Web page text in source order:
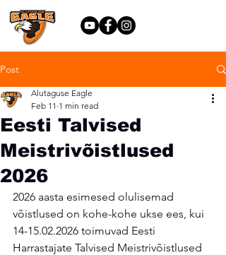
Post
Eesti Talvised
Meistrivõistlused
2026
Alutaguse Eagle
Feb 11 1 min read
2026 aasta esimesed olulisemad
võistlused on kohe-kohe ukse ees, kui
14-15.02.2026 toimuvad Eesti
Harrastajate Talvised Meistrivõistlused